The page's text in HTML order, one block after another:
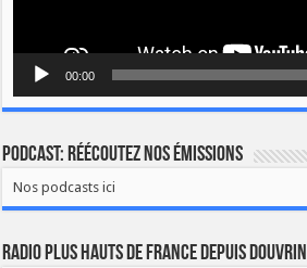
00:00
Podcast: Réécoutez nos émissions
Nos podcasts ici
Radio Plus Hauts de France depuis Douvrin